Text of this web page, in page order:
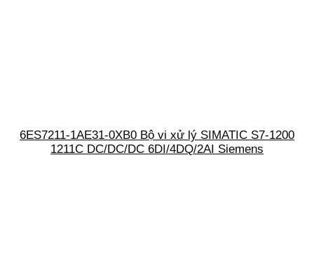
6ES7211-1AE31-0XB0 Bộ vi xử lý SIMATIC S7-1200
1211C DC/DC/DC 6DI/4DQ/2AI Siemens